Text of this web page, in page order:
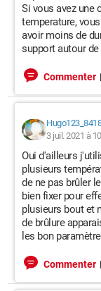
Si vous avez une
temperature,
avoir moins de
support autour de
Commenter
Hugo123_8418
3 juil. 2021 à
Oui d'ailleurs
plusieurs
de ne pas brûler
bien fixer pour
plusieurs bout et
de brûlure
les bon
Commenter